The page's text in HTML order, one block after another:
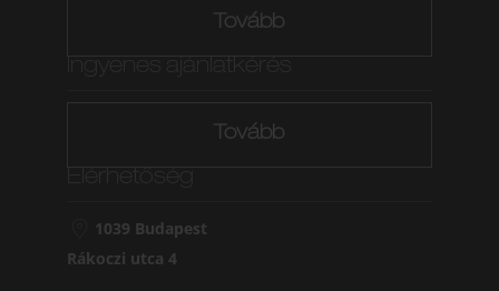
Tovább
Tovább
1039 Budapest
Rákoczi utca 4